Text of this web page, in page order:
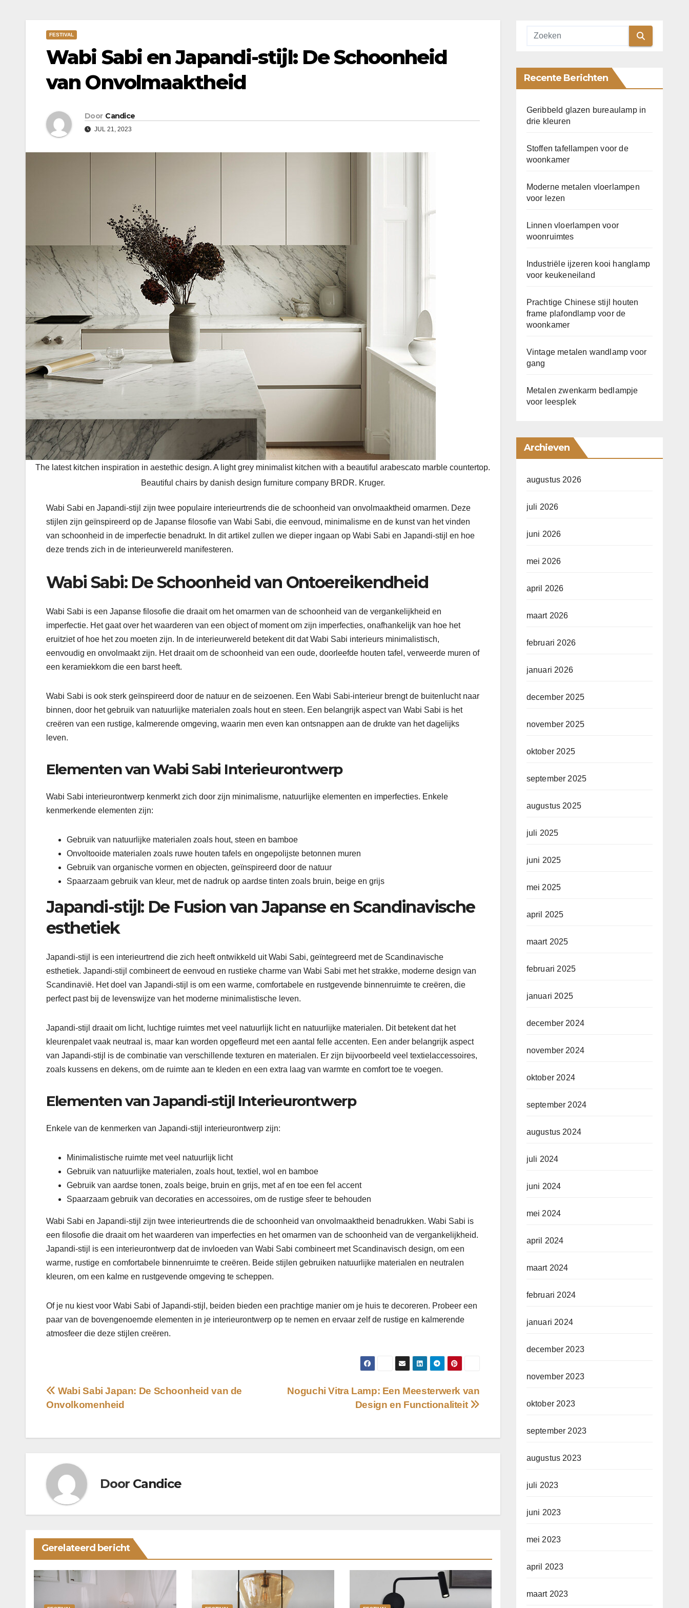
FESTIVAL
Wabi Sabi en Japandi-stijl: De Schoonheid
van Onvolmaaktheid
Door Candice
JUL 21, 2023
The latest kitchen inspiration in aestethic design. A light grey minimalist kitchen with a beautiful arabescato marble countertop.
Beautiful chairs by danish design furniture company BRDR. Kruger.
Wabi Sabi en Japandi-stijl zijn twee populaire interieurtrends die de schoonheid van onvolmaaktheid omarmen. Deze
stijlen zijn geïnspireerd op de Japanse filosofie van Wabi Sabi, die eenvoud, minimalisme en de kunst van het vinden
van schoonheid in de imperfectie benadrukt. In dit artikel zullen we dieper ingaan op Wabi Sabi en Japandi-stijl en hoe
deze trends zich in de interieurwereld manifesteren.
Wabi Sabi: De Schoonheid van Ontoereikendheid
Wabi Sabi is een Japanse filosofie die draait om het omarmen van de schoonheid van de vergankelijkheid en
imperfectie. Het gaat over het waarderen van een object of moment om zijn imperfecties, onafhankelijk van hoe het
eruitziet of hoe het zou moeten zijn. In de interieurwereld betekent dit dat Wabi Sabi interieurs minimalistisch,
eenvoudig en onvolmaakt zijn. Het draait om de schoonheid van een oude, doorleefde houten tafel, verweerde muren of
een keramiekkom die een barst heeft.
Wabi Sabi is ook sterk geïnspireerd door de natuur en de seizoenen. Een Wabi Sabi-interieur brengt de buitenlucht naar
binnen, door het gebruik van natuurlijke materialen zoals hout en steen. Een belangrijk aspect van Wabi Sabi is het
creëren van een rustige, kalmerende omgeving, waarin men even kan ontsnappen aan de drukte van het dagelijks
leven.
Elementen van Wabi Sabi Interieurontwerp
Wabi Sabi interieurontwerp kenmerkt zich door zijn minimalisme, natuurlijke elementen en imperfecties. Enkele
kenmerkende elementen zijn:
Gebruik van natuurlijke materialen zoals hout, steen en bamboe
Onvoltooide materialen zoals ruwe houten tafels en ongepolijste betonnen muren
Gebruik van organische vormen en objecten, geïnspireerd door de natuur
Spaarzaam gebruik van kleur, met de nadruk op aardse tinten zoals bruin, beige en grijs
Japandi-stijl: De Fusion van Japanse en Scandinavische
esthetiek
Japandi-stijl is een interieurtrend die zich heeft ontwikkeld uit Wabi Sabi, geïntegreerd met de Scandinavische
esthetiek. Japandi-stijl combineert de eenvoud en rustieke charme van Wabi Sabi met het strakke, moderne design van
Scandinavië. Het doel van Japandi-stijl is om een warme, comfortabele en rustgevende binnenruimte te creëren, die
perfect past bij de levenswijze van het moderne minimalistische leven.
Japandi-stijl draait om licht, luchtige ruimtes met veel natuurlijk licht en natuurlijke materialen. Dit betekent dat het
kleurenpalet vaak neutraal is, maar kan worden opgefleurd met een aantal felle accenten. Een ander belangrijk aspect
van Japandi-stijl is de combinatie van verschillende texturen en materialen. Er zijn bijvoorbeeld veel textielaccessoires,
zoals kussens en dekens, om de ruimte aan te kleden en een extra laag van warmte en comfort toe te voegen.
Elementen van Japandi-stijl Interieurontwerp
Enkele van de kenmerken van Japandi-stijl interieurontwerp zijn:
Minimalistische ruimte met veel natuurlijk licht
Gebruik van natuurlijke materialen, zoals hout, textiel, wol en bamboe
Gebruik van aardse tonen, zoals beige, bruin en grijs, met af en toe een fel accent
Spaarzaam gebruik van decoraties en accessoires, om de rustige sfeer te behouden
Wabi Sabi en Japandi-stijl zijn twee interieurtrends die de schoonheid van onvolmaaktheid benadrukken. Wabi Sabi is
een filosofie die draait om het waarderen van imperfecties en het omarmen van de schoonheid van de vergankelijkheid.
Japandi-stijl is een interieurontwerp dat de invloeden van Wabi Sabi combineert met Scandinavisch design, om een
warme, rustige en comfortabele binnenruimte te creëren. Beide stijlen gebruiken natuurlijke materialen en neutralen
kleuren, om een kalme en rustgevende omgeving te scheppen.
Of je nu kiest voor Wabi Sabi of Japandi-stijl, beiden bieden een prachtige manier om je huis te decoreren. Probeer een
paar van de bovengenoemde elementen in je interieurontwerp op te nemen en ervaar zelf de rustige en kalmerende
atmosfeer die deze stijlen creëren.
Bericht
Noguchi Vitra Lamp: Een Meesterwerk van
Design en Functionaliteit
Wabi Sabi Japan: De Schoonheid van de
Onvolkomenheid
Door Candice
Gerelateerd bericht
Recente Berichten
Geribbeld glazen bureaulamp in
drie kleuren
Stoffen tafellampen voor de
woonkamer
Moderne metalen vloerlampen
voor lezen
Linnen vloerlampen voor
woonruimtes
Industriële ijzeren kooi hanglamp
voor keukeneiland
Prachtige Chinese stijl houten
frame plafondlamp voor de
woonkamer
Vintage metalen wandlamp voor
gang
Metalen zwenkarm bedlampje
voor leesplek
Archieven
augustus 2026
juli 2026
juni 2026
mei 2026
april 2026
maart 2026
februari 2026
januari 2026
december 2025
november 2025
oktober 2025
september 2025
augustus 2025
juli 2025
juni 2025
mei 2025
april 2025
maart 2025
februari 2025
januari 2025
december 2024
november 2024
oktober 2024
september 2024
augustus 2024
juli 2024
juni 2024
mei 2024
april 2024
maart 2024
februari 2024
januari 2024
december 2023
november 2023
oktober 2023
september 2023
augustus 2023
juli 2023
juni 2023
mei 2023
april 2023
maart 2023